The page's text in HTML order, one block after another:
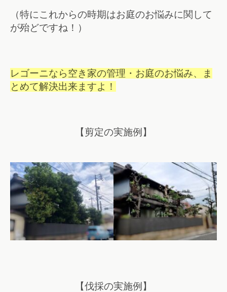
（特にこれからの時期はお庭のお悩みに関して
が殆どですね！）
レゴーニなら空き家の管理・お庭のお悩み、ま
とめて解決出来ますよ！
【剪定の実施例】
【伐採の実施例】